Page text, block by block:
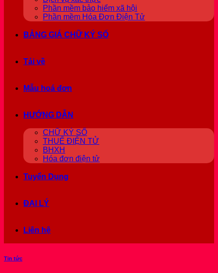
Phần mềm bảo hiểm xã hội
Phần mềm Hóa Đơn Điện Tử
BẢNG GIÁ CHỮ KÝ SỐ
Tải về
Mẫu hoá đơn
HƯỚNG DẪN
CHỮ KÝ SỐ
THUẾ ĐIỆN TỬ
BHXH
Hóa đơn điện tử
Tuyển Dụng
ĐẠI LÝ
Liên hệ
Tin tức